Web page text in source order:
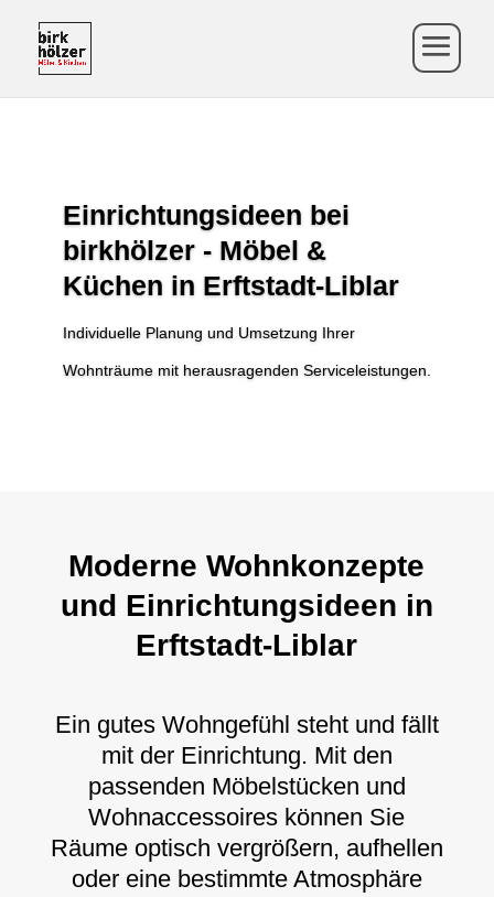
Einrichtungsideen bei
birkhölzer - Möbel &
Küchen in Erftstadt-Liblar
Individuelle Planung und Umsetzung Ihrer
Wohnträume mit herausragenden Serviceleistungen.
Moderne Wohnkonzepte
und Einrichtungsideen in
Erftstadt-Liblar
Ein gutes Wohngefühl steht und fällt
mit der Einrichtung. Mit den
passenden Möbelstücken und
Wohnaccessoires können Sie
Räume optisch vergrößern, aufhellen
oder eine bestimmte Atmosphäre